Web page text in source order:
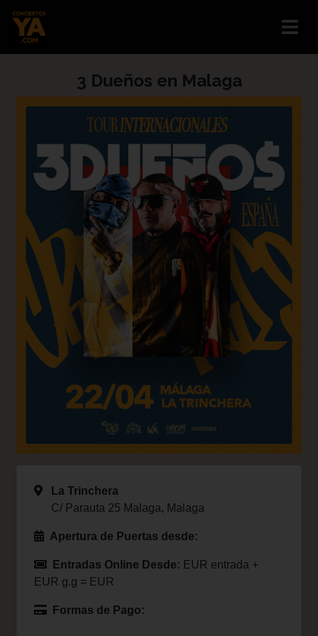
3 Dueños en Malaga
La Trinchera
C/ Parauta 25 Malaga, Malaga
Apertura de Puertas desde:
Entradas Online Desde: EUR entrada +
EUR g.g = EUR
Formas de Pago: